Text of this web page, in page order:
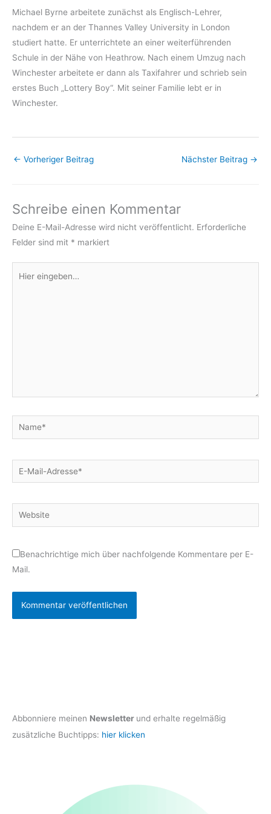
Michael Byrne arbeitete zunächst als Englisch-Lehrer,
nachdem er an der Thannes Valley University in London
studiert hatte. Er unterrichtete an einer weiterführenden
Schule in der Nähe von Heathrow. Nach einem Umzug nach
Winchester arbeitete er dann als Taxifahrer und schrieb sein
erstes Buch „Lottery Boy“. Mit seiner Familie lebt er in
Winchester.
← Vorheriger Beitrag Nächster Beitrag →
Schreibe einen Kommentar
Deine E-Mail-Adresse wird nicht veröffentlicht. Erforderliche
Felder sind mit * markiert
eingeben…
Name*
E-
Mail-
Website
Benachrichtige mich über nachfolgende Kommentare per E-
Mail.
Abbonniere meinen Newsletter und erhalte regelmäßig
zusätzliche Buchtipps: hier klicken